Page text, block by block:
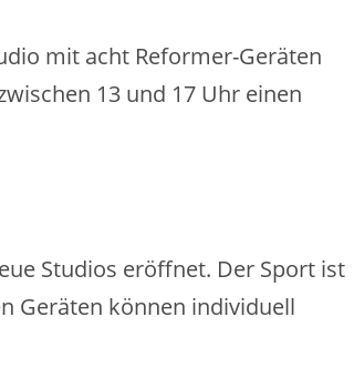
mit acht Reformer-Geräten
13 und 17 Uhr einen
Studios eröffnet. Der Sport ist
Geräten können individuell